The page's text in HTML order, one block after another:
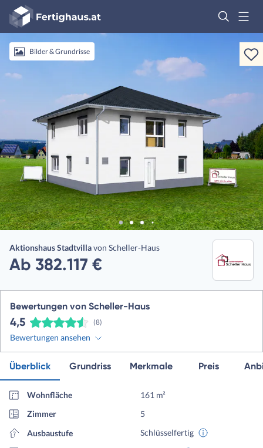
Fertighaus
Logo
AnmeldenBilder & Grundrisse
Aktionshaus Stadtvillavon Scheller-Haus
Ab 382.117 €
Bewertungen von Scheller-Haus
4,5 (8)
Bewertungen ansehen
Überblick Grundriss Merkmale Preis
Wohnfläche
161 m²
Zimmer
5
Ausbaustufe
Schlüsselfertig